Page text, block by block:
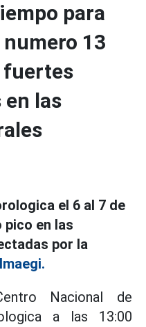
para
13
fuertes
las
el 6 al 7 de
pico en las
por la
Nacional de
a las 13:00